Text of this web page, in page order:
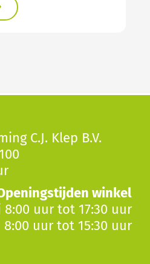
C.J. Klep B.V.
winkel
uur tot 17:30 uur
uur tot 15:30 uur